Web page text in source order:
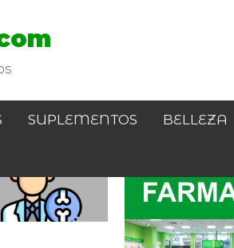
SUPLEMENTOS BELLEZA